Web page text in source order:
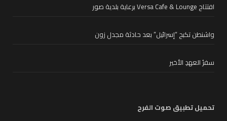
افتتاح Versa Cafe & Lounge برعاية بلدية صور
واشنطن تكبح “إسرائيل” بعد حادثة مجدل زون
سفرُ العهدِ الأخير
تحميل تطبيق صوت الفرح